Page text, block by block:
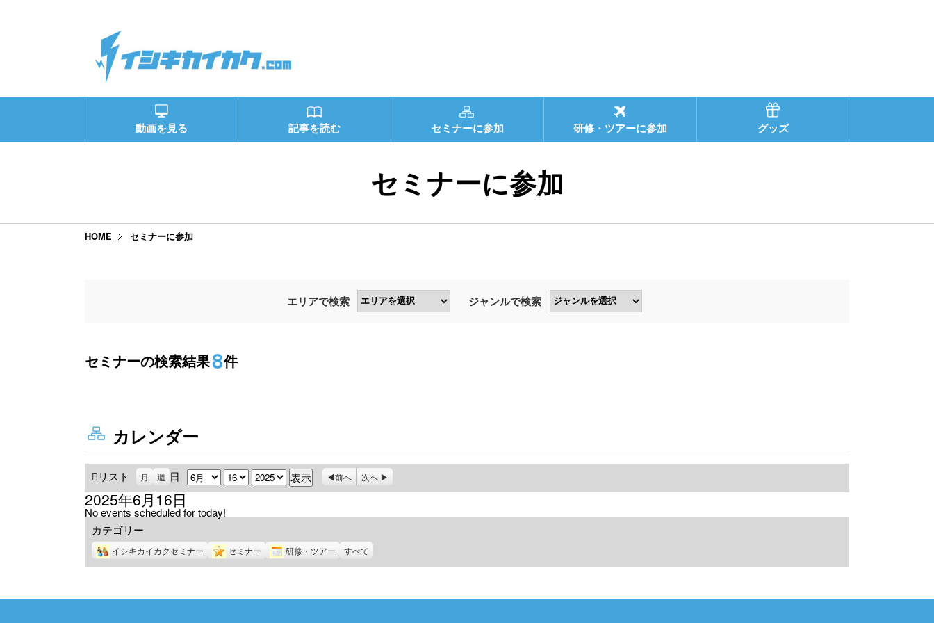
動画を見る 記事を読む セミナーに参加 研修・ツアーに参加 グッズ
セミナーに参加
HOME セミナーに参加
エリアで検索 ジャンルで検索
セミナーの検索結果8件
カレンダー
リスト
示
月 週 日 月 日 年 前へ 次へ
2025年6月16日
No events scheduled for today!
カテゴリー
イシキカイカクセミナー セミナー 研修・ツアー すべて